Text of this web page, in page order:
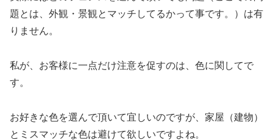
題とは、外観・景観とマッチしてるかって事です。）は有
りません。
私が、お客様に一点だけ注意を促すのは、色に関してで
す。
お好きな色を選んで頂いて宜しいのですが、家屋（建物）
とミスマッチな色は避けて欲しいですよね。